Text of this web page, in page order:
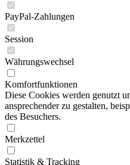
PayPal-Zahlungen
Session
Währungswechsel
Komfortfunktionen
Diese Cookies werden genutzt
ansprechender zu gestalten,
des Besuchers.
Merkzettel
Statistik & Tracking